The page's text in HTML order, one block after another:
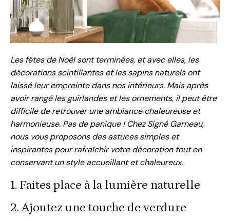
Les fêtes de Noël sont terminées, et avec elles, les
décorations scintillantes et les sapins naturels ont
laissé leur empreinte dans nos intérieurs. Mais après
avoir rangé les guirlandes et les ornements, il peut être
difficile de retrouver une ambiance chaleureuse et
harmonieuse. Pas de panique ! Chez Signé Garneau,
nous vous proposons des astuces simples et
inspirantes pour rafraîchir votre décoration tout en
conservant un style accueillant et chaleureux.
1. Faites place à la lumière naturelle
2. Ajoutez une touche de verdure